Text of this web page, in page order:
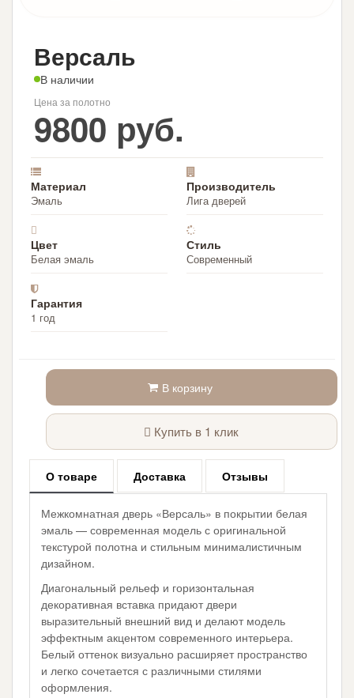
Версаль
В наличии
Цена за полотно
9800 руб.
Материал
Эмаль
Производитель
Лига дверей
Цвет
Белая эмаль
Стиль
Современный
Гарантия
1 год
В корзину
Купить в 1 клик
О товаре Доставка Отзывы
Межкомнатная дверь «Версаль» в покрытии белая
эмаль — современная модель с оригинальной
текстурой полотна и стильным минималистичным
дизайном.
Диагональный рельеф и горизонтальная
декоративная вставка придают двери
выразительный внешний вид и делают модель
эффектным акцентом современного интерьера.
Белый оттенок визуально расширяет пространство
и легко сочетается с различными стилями
оформления.